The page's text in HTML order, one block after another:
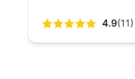
4.9(11)